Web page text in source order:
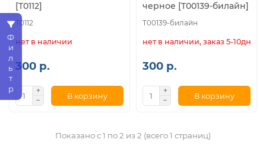
Фильтр
[T0112]
T0112
нет в наличии
300 р.
В корзину
черное [T00139-билайн]
T00139-билайн
нет в наличии, заказ 5-10дн.
300 р.
В корзину
Показано с 1 по 2 из 2 (всего 1 страниц)